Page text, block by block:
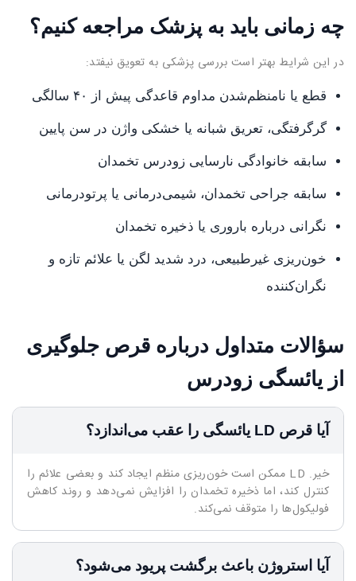
چه زمانی باید به پزشک مراجعه کنیم؟
در این شرایط بهتر است بررسی پزشکی به تعویق نیفتد:
قطع یا نامنظم‌شدن مداوم قاعدگی پیش از ۴۰ سالگی
گرگرفتگی، تعریق شبانه یا خشکی واژن در سن پایین
سابقه خانوادگی نارسایی زودرس تخمدان
سابقه جراحی تخمدان، شیمی‌درمانی یا پرتودرمانی
نگرانی درباره باروری یا ذخیره تخمدان
خون‌ریزی غیرطبیعی، درد شدید لگن یا علائم تازه و
نگران‌کننده
سؤالات متداول درباره قرص جلوگیری
از یائسگی زودرس
آیا قرص LD یائسگی را عقب می‌اندازد؟
خیر. LD ممکن است خون‌ریزی منظم ایجاد کند و بعضی علائم را
کنترل کند، اما ذخیره تخمدان را افزایش نمی‌دهد و روند کاهش
فولیکول‌ها را متوقف نمی‌کند.
آیا استروژن باعث برگشت پریود می‌شود؟